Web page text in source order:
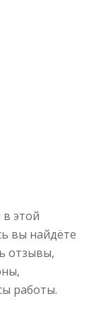
этой
вы найдёте
отзывы,
работы.